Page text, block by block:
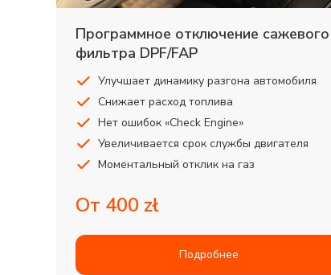
Программное отключение сажевого
фильтра DPF/FAP
Улучшает динамику разгона автомобиля
Снижает расход топлива
Нет ошибок «Check Engine»
Увеличивается срок службы двигателя
Моментальный отклик на газ
От 400 zł
Подробнее